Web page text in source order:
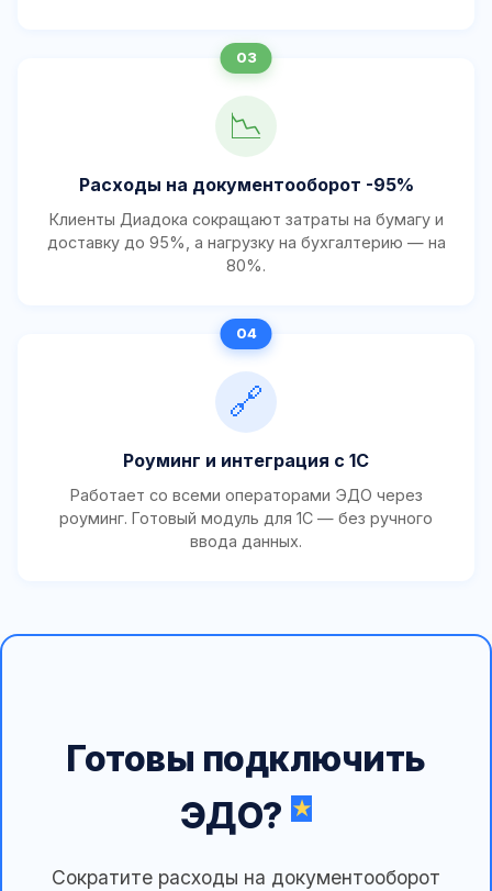
📉
Расходы на документооборот -95%
Клиенты Диадока сокращают затраты на бумагу и
доставку до 95%, а нагрузку на бухгалтерию — на
80%.
🔗
Роуминг и интеграция с 1С
Работает со всеми операторами ЭДО через
роуминг. Готовый модуль для 1С — без ручного
ввода данных.
Готовы подключить
ЭДО?
Сократите расходы на документооборот